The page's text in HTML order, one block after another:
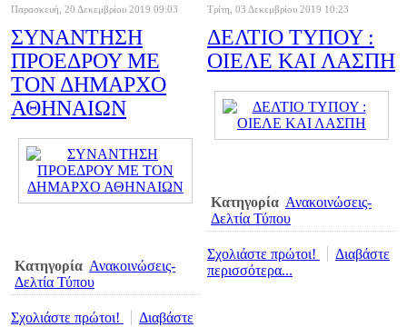
Παρασκευή, 20 Δεκεμβρίου 2019 09:03
ΣΥΝΑΝΤΗΣΗ
ΠΡΟΕΔΡΟΥ ΜΕ
ΤΟΝ ΔΗΜΑΡΧΟ
ΑΘΗΝΑΙΩΝ
Κατηγορία Ανακοινώσεις-
Δελτία Τύπου
Σχολιάστε πρώτοι!
Διαβάστε
Τρίτη, 03 Δεκεμβρίου 2019 10:23
ΔΕΛΤΙΟ ΤΥΠΟΥ :
ΟΙΕΛΕ ΚΑΙ ΛΑΣΠΗ
Κατηγορία Ανακοινώσεις-
Δελτία Τύπου
Σχολιάστε πρώτοι!
Διαβάστε
περισσότερα...